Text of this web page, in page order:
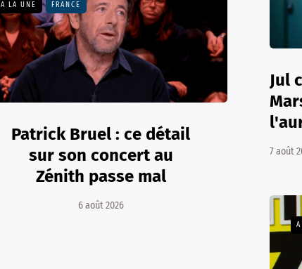
A LA UNE FRANCE
Patrick Bruel : ce détail
sur son concert au
Zénith passe mal
6 août 2026
Jul
7 août